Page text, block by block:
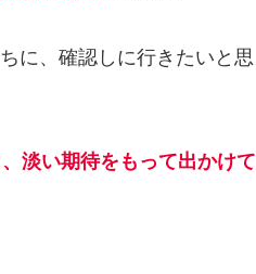
に、確認しに行きたいと思
淡い期待をもって出かけて